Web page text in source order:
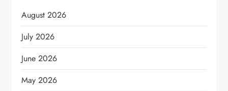
August 2026
July 2026
June 2026
May 2026